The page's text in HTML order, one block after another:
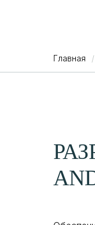
Главная /